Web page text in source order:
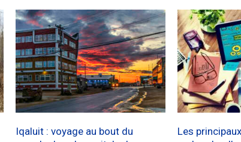
Iqaluit : voyage au bout du
Les